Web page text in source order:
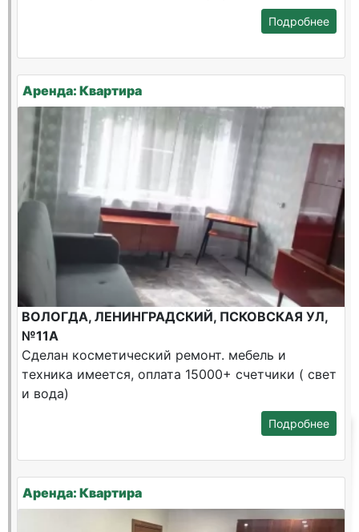
Подробнее
Аренда: Квартира
ВОЛОГДА, ЛЕНИНГРАДСКИЙ, ПСКОВСКАЯ УЛ,
№11А
Сделан косметический ремонт. мебель и
техника имеется, оплата 15000+ счетчики ( свет
и вода)
Подробнее
Аренда: Квартира